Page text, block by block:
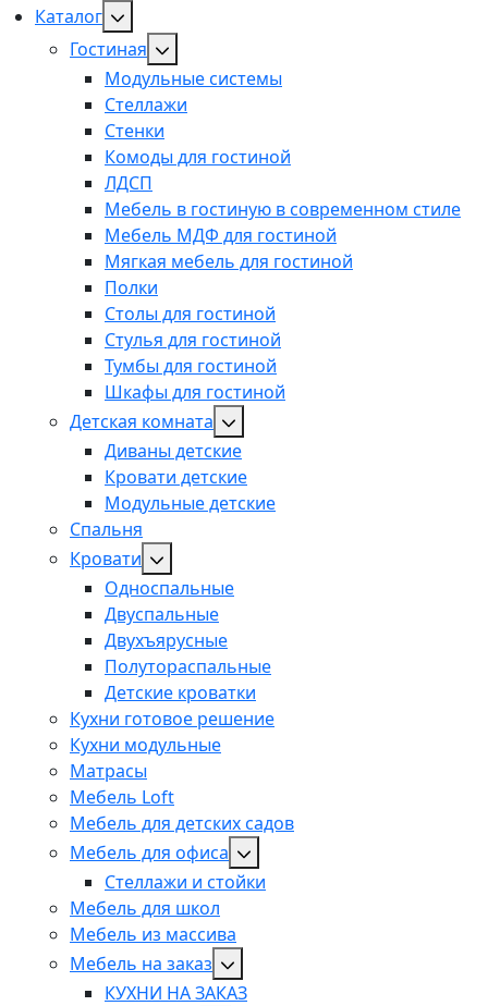
Каталог
Гостиная
Модульные системы
Стеллажи
Стенки
Комоды для гостиной
ЛДСП
Мебель в гостиную в современном стиле
Мебель МДФ для гостиной
Мягкая мебель для гостиной
Полки
Столы для гостиной
Стулья для гостиной
Тумбы для гостиной
Шкафы для гостиной
Детская комната
Диваны детские
Кровати детские
Модульные детские
Спальня
Кровати
Односпальные
Двуспальные
Двухъярусные
Полутораспальные
Детские кроватки
Кухни готовое решение
Кухни модульные
Матрасы
Мебель Loft
Мебель для детских садов
Мебель для офиса
Стеллажи и стойки
Мебель для школ
Мебель из массива
Мебель на заказ
КУХНИ НА ЗАКАЗ